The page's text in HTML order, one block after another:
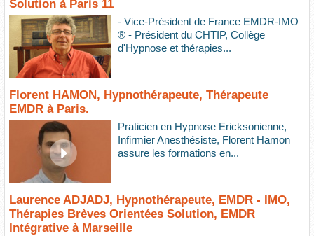
Solution à Paris 11
- Vice-Président de France EMDR-IMO
® - Président du CHTIP, Collège
d'Hypnose et thérapies...
Florent HAMON, Hypnothérapeute, Thérapeute
EMDR à Paris.
Praticien en Hypnose Ericksonienne,
Infirmier Anesthésiste, Florent Hamon
assure les formations en...
Laurence ADJADJ, Hypnothérapeute, EMDR - IMO,
Thérapies Brèves Orientées Solution, EMDR
Intégrative à Marseille